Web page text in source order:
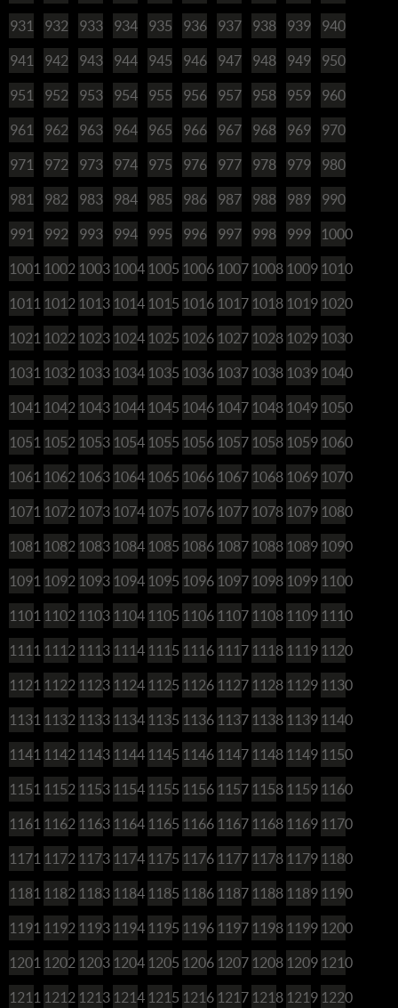
931 932 933 934 935 936 937 938 939 940
941 942 943 944 945 946 947 948 949 950
951 952 953 954 955 956 957 958 959 960
961 962 963 964 965 966 967 968 969 970
971 972 973 974 975 976 977 978 979 980
981 982 983 984 985 986 987 988 989 990
991 992 993 994 995 996 997 998 999 1000
1001 1002 1003 1004 1005 1006 1007 1008 1009 1010
1011 1012 1013 1014 1015 1016 1017 1018 1019 1020
1021 1022 1023 1024 1025 1026 1027 1028 1029 1030
1031 1032 1033 1034 1035 1036 1037 1038 1039 1040
1041 1042 1043 1044 1045 1046 1047 1048 1049 1050
1051 1052 1053 1054 1055 1056 1057 1058 1059 1060
1061 1062 1063 1064 1065 1066 1067 1068 1069 1070
1071 1072 1073 1074 1075 1076 1077 1078 1079 1080
1081 1082 1083 1084 1085 1086 1087 1088 1089 1090
1091 1092 1093 1094 1095 1096 1097 1098 1099 1100
1101 1102 1103 1104 1105 1106 1107 1108 1109 1110
1111 1112 1113 1114 1115 1116 1117 1118 1119 1120
1121 1122 1123 1124 1125 1126 1127 1128 1129 1130
1131 1132 1133 1134 1135 1136 1137 1138 1139 1140
1141 1142 1143 1144 1145 1146 1147 1148 1149 1150
1151 1152 1153 1154 1155 1156 1157 1158 1159 1160
1161 1162 1163 1164 1165 1166 1167 1168 1169 1170
1171 1172 1173 1174 1175 1176 1177 1178 1179 1180
1181 1182 1183 1184 1185 1186 1187 1188 1189 1190
1191 1192 1193 1194 1195 1196 1197 1198 1199 1200
1201 1202 1203 1204 1205 1206 1207 1208 1209 1210
1211 1212 1213 1214 1215 1216 1217 1218 1219 1220